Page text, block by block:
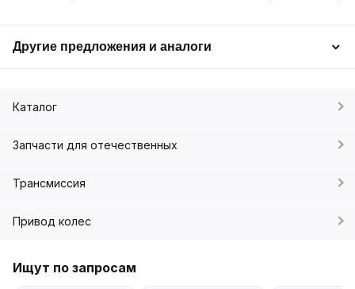
Другие предложения и аналоги
Каталог
Запчасти для отечественных
Трансмиссия
Привод колес
Ищут по запросам